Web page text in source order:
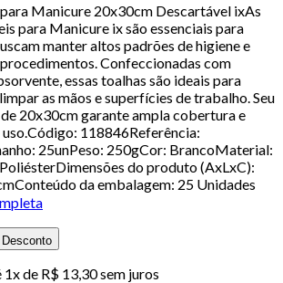
Manicure 20x30cm Descartável ixAs
para Manicure ix são essenciais para
manter altos padrões de higiene e
procedimentos. Confeccionadas com
essas toalhas são ideais para
as mãos e superfícies de trabalho. Seu
20x30cm garante ampla cobertura e
118846Referência:
25unPeso: 250gCor: BrancoMaterial:
do produto (AxLxC):
da embalagem: 25 Unidades
Desconto
1x de R$ 13,30sem juros